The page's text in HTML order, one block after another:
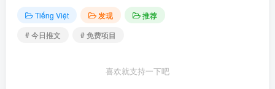
Tiếng Việt 发现
推荐
# 今日推文
# 免费项目
喜欢就支持一下吧